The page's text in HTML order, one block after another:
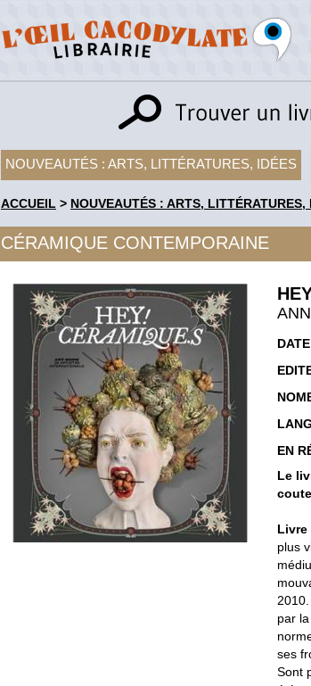
NOUVEAUTÉS : ARTS, LITTÉRATURES, IDÉES
ACCUEIL > NOUVEAUTÉS : ARTS, LITTÉRATURES,
CÉRAMIQUE CONTEMPORAINE
EN
Le
Livre
plus
par
ses
Sont